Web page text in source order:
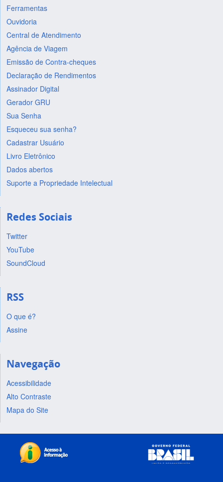
Ferramentas
Ouvidoria
Central de Atendimento
Agência de Viagem
Emissão de Contra-cheques
Declaração de Rendimentos
Assinador Digital
Gerador GRU
Sua Senha
Esqueceu sua senha?
Cadastrar Usuário
Livro Eletrônico
Dados abertos
Suporte a Propriedade Intelectual
Redes Sociais
Twitter
YouTube
SoundCloud
RSS
O que é?
Assine
Navegação
Acessibilidade
Alto Contraste
Mapa do Site